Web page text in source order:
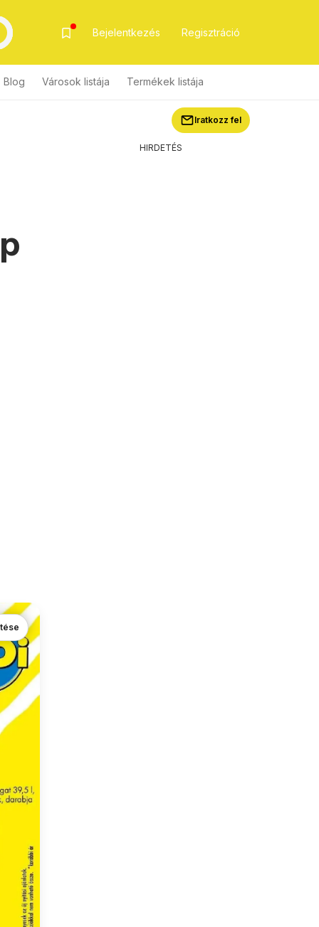
Bejelentkezés Regisztráció
Blog Városok listája Termékek listája
Iratkozz fel
HIRDETÉS